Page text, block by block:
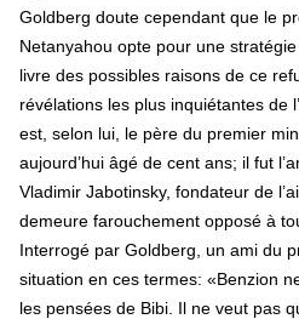
Goldberg doute cependant que le
Netanyahou opte pour une stratégie
livre des possibles raisons de ce
révélations les plus inquiétantes de
est, selon lui, le père du premier
aujourd’hui âgé de cent ans; il fut
Vladimir Jabotinsky, fondateur de
demeure farouchement opposé à
Interrogé par Goldberg, un ami du
situation en ces termes: «Benzion
les pensées de Bibi. Il ne veut pas